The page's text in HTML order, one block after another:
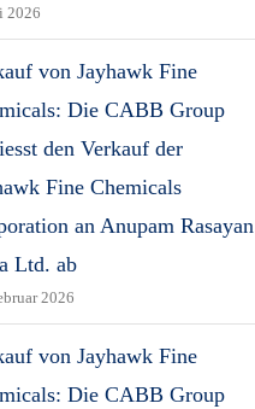
2026
von Jayhawk Fine
Die CABB Group
den Verkauf der
Fine Chemicals
an Anupam Rasayan
Ltd. ab
2026
von Jayhawk Fine
Die CABB Group